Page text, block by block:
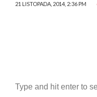
21 LISTOPADA, 2014, 2:36 PM